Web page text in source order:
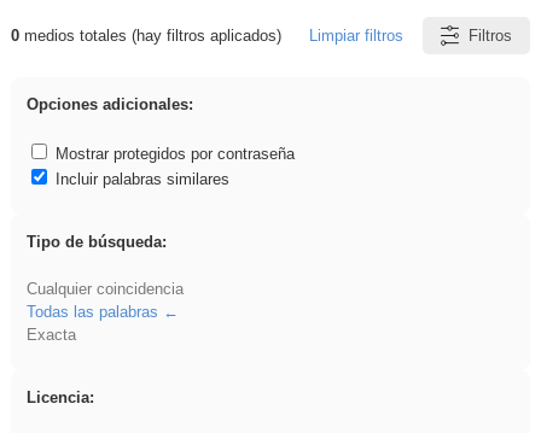
Resultados de: acanalado
0medios totales (hay filtros aplicados) Limpiar filtros Filtros
Opciones adicionales:
Mostrar protegidos por contraseña
Incluir palabras similares
Tipo de búsqueda:
Cualquier coincidencia
Todas las palabras
Exacta
Licencia: